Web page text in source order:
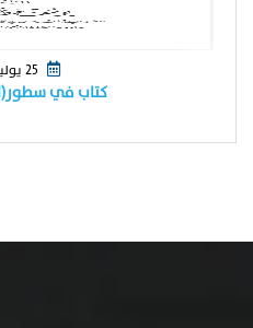
كتاب في سطور(٢٧١) أسرار فن…